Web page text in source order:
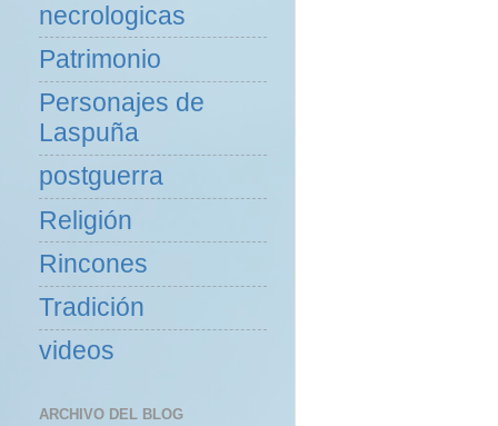
necrologicas
Patrimonio
Personajes de
Laspuña
postguerra
Religión
Rincones
Tradición
videos
ARCHIVO DEL BLOG